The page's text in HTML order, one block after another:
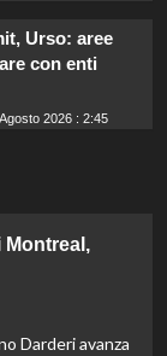
Urso: aree
con enti
2026 : 2:45
Montreal,
Darderi avanza